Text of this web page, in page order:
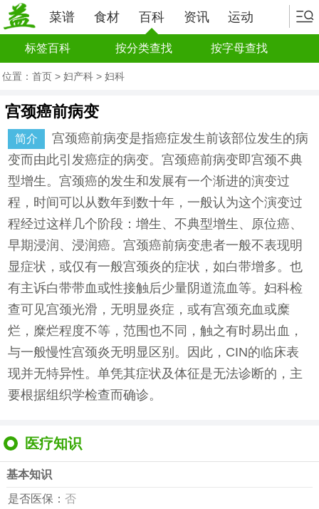
菜谱 食材 百科 资讯 运动
标签百科 按分类查找 按字母查找
位置： 首页 > 妇产科 > 妇科
宫颈癌前病变
简介
宫颈癌前病变是指癌症发生前该部位发生的病
变而由此引发癌症的病变。宫颈癌前病变即宫颈不典
型增生。宫颈癌的发生和发展有一个渐进的演变过
程，时间可以从数年到数十年，一般认为这个演变过
程经过这样几个阶段：增生、不典型增生、原位癌、
早期浸润、浸润癌。宫颈癌前病变患者一般不表现明
显症状，或仅有一般宫颈炎的症状，如白带增多。也
有主诉白带带血或性接触后少量阴道流血等。妇科检
查可见宫颈光滑，无明显炎症，或有宫颈充血或糜
烂，糜烂程度不等，范围也不同，触之有时易出血，
与一般慢性宫颈炎无明显区别。因此，CIN的临床表
现并无特异性。单凭其症状及体征是无法诊断的，主
要根据组织学检查而确诊。
医疗知识
基本知识
是否医保： 否